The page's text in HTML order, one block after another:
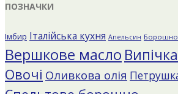
ПОЗНАЧКИ
Імбир Італійська кухня Апельсин Борошно
Вершкове масло Випічка
Овочі Оливкова олія